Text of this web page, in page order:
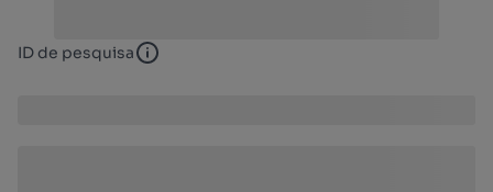
ID de pesquisa ID de pesquisa